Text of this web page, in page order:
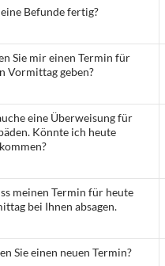
Befunde fertig?
Sie mir einen Termin für
Vormittag geben?
eine Überweisung für
Könnte ich heute
meinen Termin für heute
bei Ihnen absagen.
Sie einen neuen Termin?